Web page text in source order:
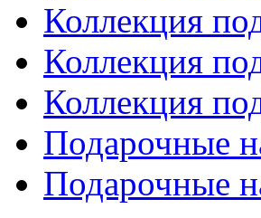
Коллекция
Коллекция
Коллекция
Подарочные
Подарочные